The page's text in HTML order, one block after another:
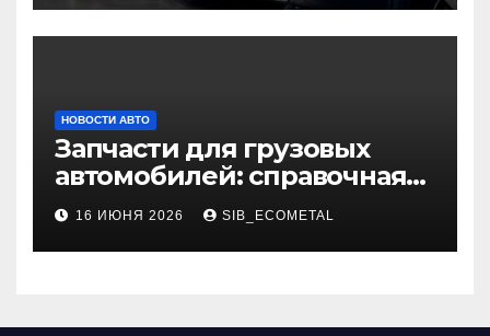
НОВОСТИ АВТО
Запчасти для грузовых
автомобилей: справочная
база по корейским и
японским моделям
16 ИЮНЯ 2026 SIB_ECOMETAL